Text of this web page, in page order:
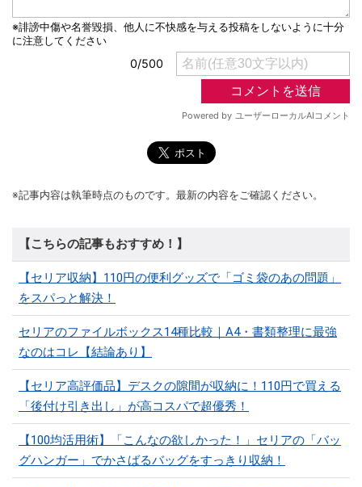
※記事内容は執筆時点のものです。最新の内容をご確認ください。
【こちらの記事もおすすめ！】
【セリア収納】110円の便利グッズで「ゴミ袋のあの問題」
をスパっと解決！
セリアのファイルボックス14種比較｜A4・書類整理に最強
なのはコレ【結論あり】
【セリア高評価品】デスクの隙間が収納に！110円で買える
「後付け引き出し」が高コスパで超優秀！
【100均活用術】「こんなの欲しかった！」セリアの「バッ
グハンガー」でかさばるバッグをすっきり収納！